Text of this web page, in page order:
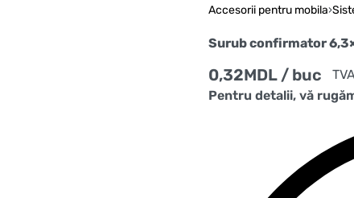
Accesorii pentru mobila›
Surub confirmator
0,32MDL/ buc
Pentru detalii, vă